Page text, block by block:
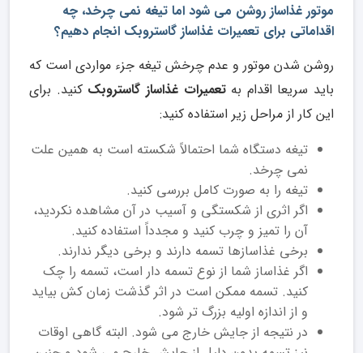
موتور غذاساز روشن می شود اما تیغه نمی چرخد، چه
اقداماتی برای تعمیرات غذاساز گاستروبک انجام دهیم؟
روشن شدن موتور و عدم چرخش تیغه جزء مواردی است که
باید سریعا اقدام بهتعمیرات غذاساز گاستروبک کنید. برای
این کار از مراحل زیر استفاده کنید:
تیغه دستگاه شما احتمالاً شکسته است به همین علت
نمی ‌چرخد.
تیغه را به صورت کامل بررسی کنید.
اگر اثری از شکستگی و آسیب در آن مشاهده نکردید،
آن را تمیز و چرب کنید و مجدداً استفاده کنید.
برخی غذاسازها تسمه دارند و برخی دیگر ندارند.
اگر غذاساز شما از نوع تسمه دار است، تسمه را چک
کنید. تسمه ممکن است در اثر گذشت زمان کش بیاید
و از اندازه اولیه بزرگ تر شود.
در نتیجه از جایش خارج می ‌شود. البته گاهی اوقات